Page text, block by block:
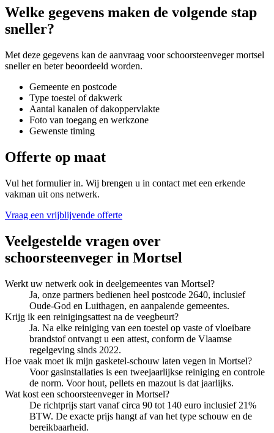
Welke gegevens maken de volgende stap
sneller?
Met deze gegevens kan de aanvraag voorschoorsteenveger mortsel
sneller en beter beoordeeld worden.
Gemeente en postcode
Type toestel of dakwerk
Aantal kanalen of dakoppervlakte
Foto van toegang en werkzone
Gewenste timing
Offerte op maat
Vul het formulier in. Wij brengen u in contact met een erkende
vakman uit ons netwerk.
Vraag een vrijblijvende offerte
Veelgestelde vragen over
schoorsteenveger in Mortsel
Werkt uw netwerk ook in deelgemeentes van Mortsel?
Ja, onze partners bedienen heel postcode 2640, inclusief
Oude-God en Luithagen, en aanpalende gemeentes.
Krijg ik een reinigingsattest na de veegbeurt?
Ja. Na elke reiniging van een toestel op vaste of vloeibare
brandstof ontvangt u een attest, conform de Vlaamse
regelgeving sinds 2022.
Hoe vaak moet ik mijn gasketel-schouw laten vegen in Mortsel?
Voor gasinstallaties is een tweejaarlijkse reiniging en controle
de norm. Voor hout, pellets en mazout is dat jaarlijks.
Wat kost een schoorsteenveger in Mortsel?
De richtprijs start vanaf circa 90 tot 140 euro inclusief 21%
BTW. De exacte prijs hangt af van het type schouw en de
bereikbaarheid.